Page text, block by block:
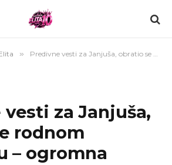
» Predivne vesti za Janjuša, obratio se rodnom Prijepolju – ogromna radost nakon što je saznao da su se umnožili
za Janjuša,
rodnom
– ogromna